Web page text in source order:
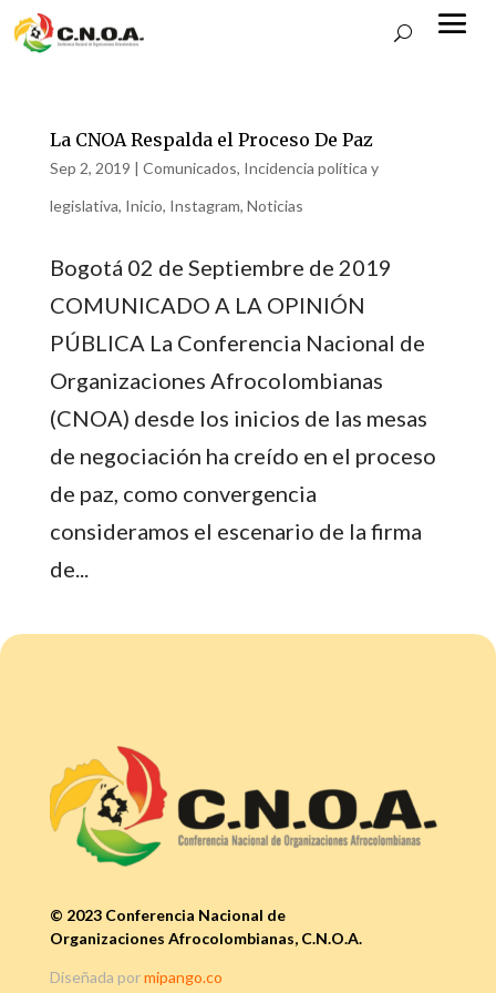
La CNOA Respalda el Proceso De Paz
Sep 2, 2019 | Comunicados, Incidencia política y
legislativa, Inicio, Instagram, Noticias
Bogotá 02 de Septiembre de 2019
COMUNICADO A LA OPINIÓN
PÚBLICA La Conferencia Nacional de
Organizaciones Afrocolombianas
(CNOA) desde los inicios de las mesas
de negociación ha creído en el proceso
de paz, como convergencia
consideramos el escenario de la firma
de...
© 2023 Conferencia Nacional de
Organizaciones Afrocolombianas, C.N.O.A.
Diseñada pormipango.co